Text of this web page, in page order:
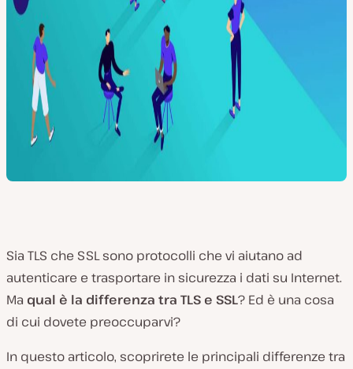
Sia TLS che SSL sono protocolli che vi aiutano ad
autenticare e trasportare in sicurezza i dati su Internet.
Ma qual è la differenza tra TLS e SSL? Ed è una cosa
di cui dovete preoccuparvi?
In questo articolo, scoprirete le principali differenze tra